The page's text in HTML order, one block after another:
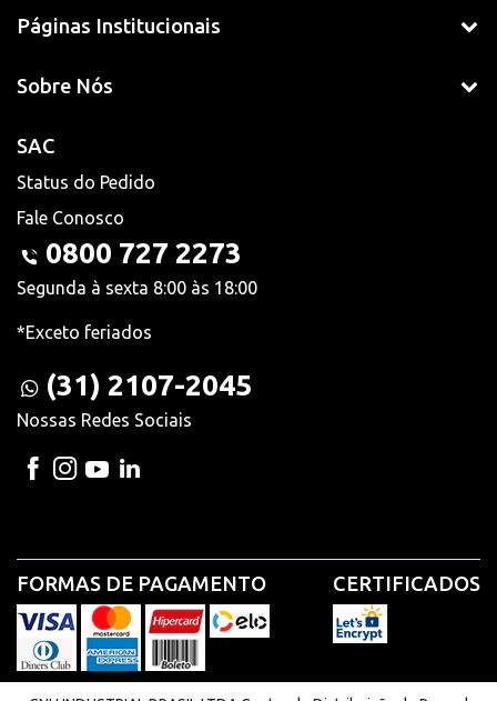
Páginas Institucionais
Sobre Nós
SAC
Status do Pedido
Fale Conosco
0800 727 2273
Segunda à sexta 8:00 às 18:00
*Exceto feriados
(31) 2107-2045
Nossas Redes Sociais
FORMAS DE PAGAMENTO CERTIFICADOS